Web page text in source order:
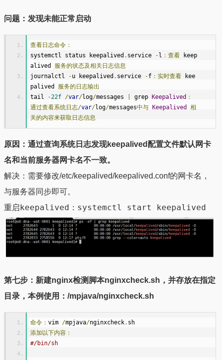
问题：发现未能正常启动
查看日志命令：
systemctl status keepalived . service - l ：查看 keep
alived 服务的状态及相关日志信息
journalctl
-u keepalived . service -f ：实时查看 kee
palived 服务的日志输出
tail
-22f /var/log/messages grep Keepalived ：
通过查看系统日志/var/log/messages中与 Keepalived
相
关的内容来获取日志信息
原因：通过查询系统日志发现keepalived配置文件默认网卡
名和当前服务器网卡名不一致。
解决：需要修改/etc/keepalived/keepalived.conf的网卡名，
与服务器同步即可。
重启keepalived：systemctl start keepalived
第七步：新建nginx检测脚本nginxcheck.sh，并存放在指定
目录，本例使用：/mpjava/nginxcheck.sh
命令： vim /mpjava/nginxcheck. sh
添加以下内容：
#/bin/sh